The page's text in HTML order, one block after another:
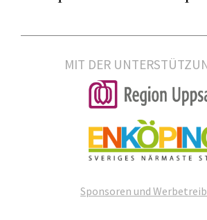
MIT DER
Sponsoren und